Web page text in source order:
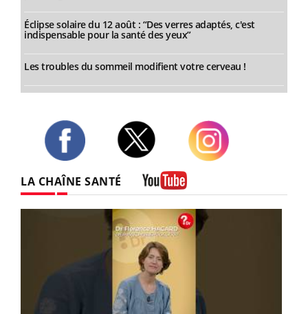
Éclipse solaire du 12 août : “Des verres adaptés, c'est
indispensable pour la santé des yeux”
Les troubles du sommeil modifient votre cerveau !
LA CHAÎNE SANTÉ